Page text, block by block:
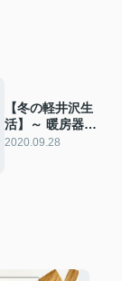
【冬の軽井沢生
活】～ 暖房器具
編 ～
2020.09.28